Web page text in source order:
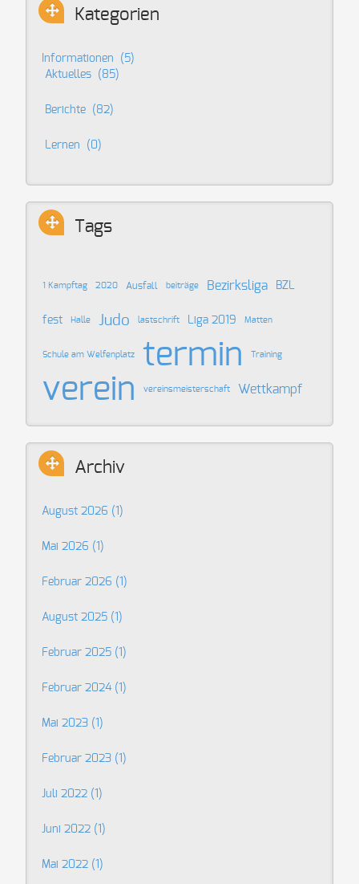
Kategorien
Informationen
(5)
Aktuelles
(85)
Berichte (82)
Lernen (0)
Tags
1 Kampftag 2020 Ausfall beiträge Bezirksliga BZL
fest Halle Judo lastschrift Liga 2019 Matten
Schule am Welfenplatz termin Training
verein vereinsmeisterschaft Wettkampf
Archiv
August 2026 (1)
Mai 2026 (1)
Februar 2026 (1)
August 2025 (1)
Februar 2025 (1)
Februar 2024 (1)
Mai 2023 (1)
Februar 2023 (1)
Juli 2022 (1)
Juni 2022 (1)
Mai 2022 (1)